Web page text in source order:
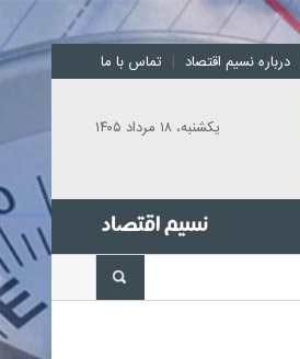
تماس با ما | درباره نسیم اقتصاد
يکشنبه، ۱۸ مرداد ۱۴۰۵